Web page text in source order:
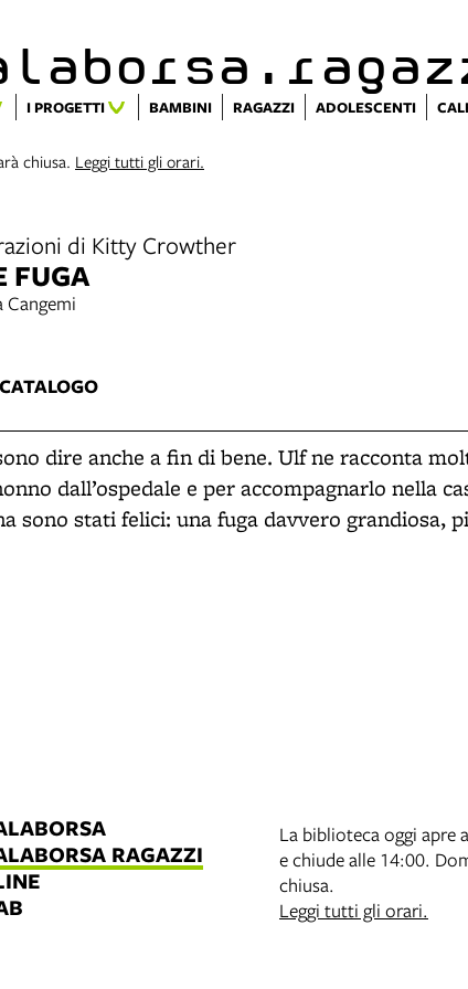
I PROGETTI BAMBINI RAGAZZI ADOLESCENTI
chiusa. Leggi tutti gli orari.
di Kitty Crowther
FUGA
dire anche a fin di bene. Ulf ne racconta
dall’ospedale e per accompagnarlo nella
sono stati felici: una fuga davvero grandiosa,
RAGAZZI
La biblioteca oggi apre
e chiude alle 14:00.
chiusa.
Leggi tutti gli orari.